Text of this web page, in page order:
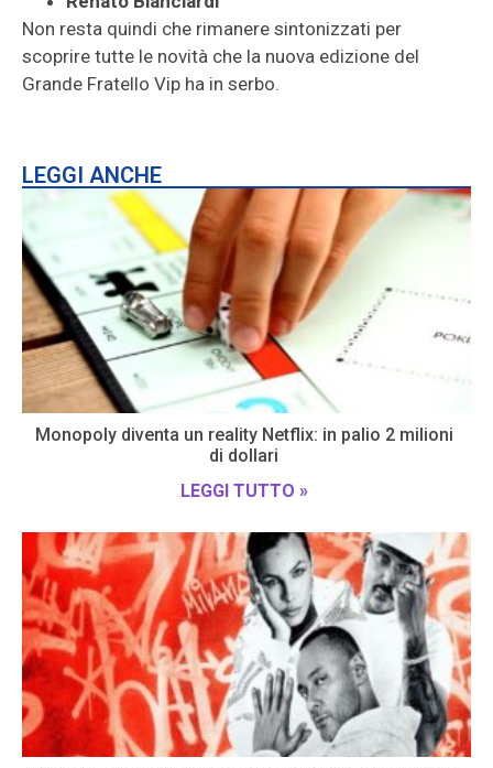
Non resta quindi che rimanere sintonizzati per
scoprire tutte le novità che la nuova edizione del
Grande Fratello Vip ha in serbo.
LEGGI ANCHE
Monopoly diventa un reality Netflix: in palio 2 milioni
di dollari
LEGGI TUTTO »